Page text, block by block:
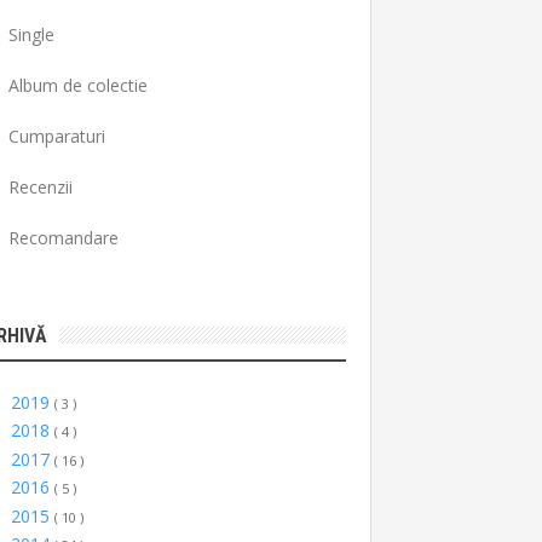
Single
Album de colectie
Cumparaturi
Recenzii
Recomandare
2019 ( 3 )
2018 ( 4 )
2017 ( 16 )
2016 ( 5 )
2015 ( 10 )